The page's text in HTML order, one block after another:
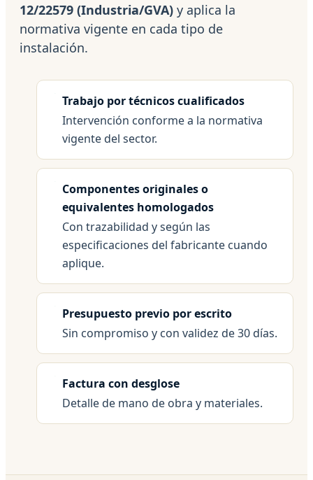
12/22579 (Industria/GVA) y aplica la
normativa vigente en cada tipo de
instalación.
Trabajo por técnicos cualificados
Intervención conforme a la normativa
vigente del sector.
Componentes originales o
equivalentes homologados
Con trazabilidad y según las
especificaciones del fabricante cuando
aplique.
Presupuesto previo por escrito
Sin compromiso y con validez de 30 días.
Factura con desglose
Detalle de mano de obra y materiales.